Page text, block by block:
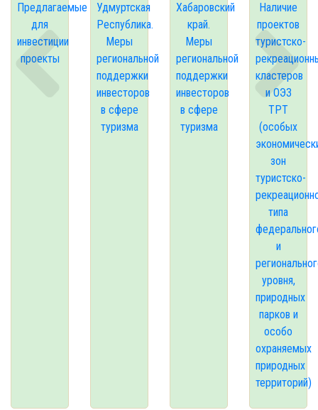
Предлагаемые
для
инвестиции
проекты
Удмуртская
Республика.
Меры
региональной
поддержки
инвесторов
в сфере
туризма
Хабаровский
край.
Меры
региональной
поддержки
инвесторов
в сфере
туризма
Наличие
проектов
туристско-
кластеров
и ОЭЗ
ТРТ
(особых
зон
туристско-
типа
и
уровня,
природных
парков и
особо
охраняемых
природных
территорий)